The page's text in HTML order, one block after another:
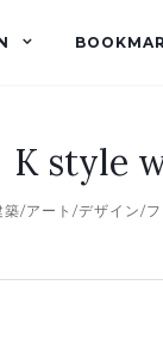
K style
築/アート/デザイン/